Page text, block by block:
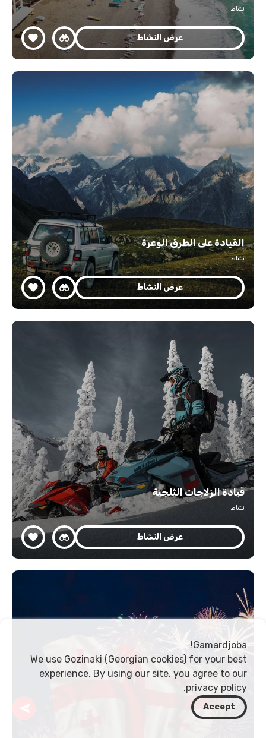
نشاط
عرض النشاط
القيادة على الطرق الوعرة
نشاط
عرض النشاط
قيادة الزلاجات الثلجية
نشاط
عرض النشاط
Gamardjoba!
We use Gozinaki (Georgian cookies) for your best
experience. By using our site, you agree to our
privacy policy
.
Accept